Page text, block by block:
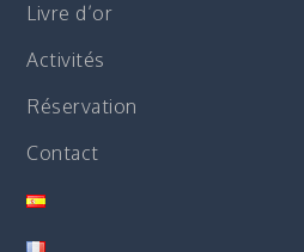
Livre d’or
Activités
Réservation
Contact